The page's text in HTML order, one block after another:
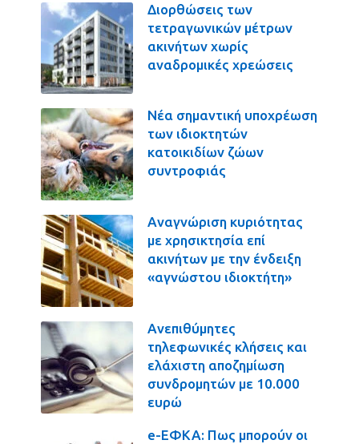
Διορθώσεις των
τετραγωνικών μέτρων
ακινήτων χωρίς
αναδρομικές χρεώσεις
Νέα σημαντική υποχρέωση
των ιδιοκτητών
κατοικιδίων ζώων
συντροφιάς
Αναγνώριση κυριότητας
με χρησικτησία επί
ακινήτων με την ένδειξη
«αγνώστου ιδιοκτήτη»
Ανεπιθύμητες
τηλεφωνικές κλήσεις και
ελάχιστη αποζημίωση
συνδρομητών με 10.000
ευρώ
e-ΕΦΚΑ: Πως μπορούν οι